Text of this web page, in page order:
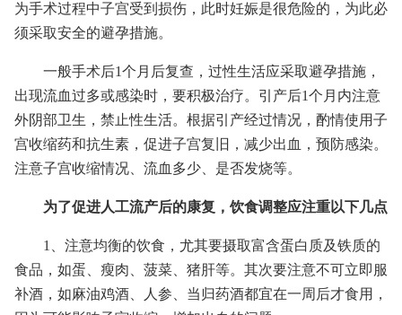
为手术过程中子宫受到损伤，此时妊娠是很危险的，为此必
须采取安全的避孕措施。
一般手术后1个月后复查，过性生活应采取避孕措施，
出现流血过多或感染时，要积极治疗。引产后1个月内注意
外阴部卫生，禁止性生活。根据引产经过情况，酌情使用子
宫收缩药和抗生素，促进子宫复旧，减少出血，预防感染。
注意子宫收缩情况、流血多少、是否发烧等。
为了促进人工流产后的康复，饮食调整应注重以下几点
1、注意均衡的饮食，尤其要摄取富含蛋白质及铁质的
食品，如蛋、瘦肉、菠菜、猪肝等。其次要注意不可立即服
补酒，如麻油鸡酒、人参、当归药酒都宜在一周后才食用，